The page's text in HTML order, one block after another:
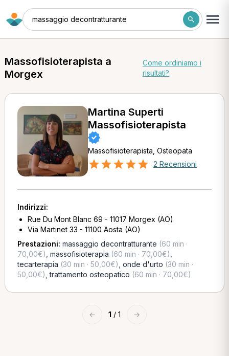
massaggio decontratturante
Massofisioterapista a
Morgex
Come ordiniamo i
risultati?
Martina Superti
Massofisioterapista
Massofisioterapista, Osteopata
2 Recensioni
Indirizzi:
Rue Du Mont Blanc 69 - 11017 Morgex (AO)
Via Martinet 33 - 11100 Aosta (AO)
Prestazioni: massaggio decontratturante (60 min ·
70,00€) massofisioterapia (60 min · 70,00€)
tecarterapia (30 min · 50,00€) onde d'urto (30 min ·
50,00€) ,trattamento osteopatico (60 min · 70,00€)
← 1 / 1 →